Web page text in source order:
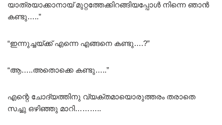
യാത്രയാക്കാനായ് മുറ്റത്തേക്കിറങ്ങിയപ്പോൾ നിന്നെ ഞാൻ
കണ്ടു…..”
“ഇന്നുച്ചയ്ക്ക് എന്നെ എങ്ങനെ കണ്ടു….?”
“ആ…..അതൊക്കെ കണ്ടു…..”
എന്റെ ചോദ്യത്തിനു വ്യക്തമായൊരുത്തരം തരാതെ
സച്ചു ഒഴിഞ്ഞു മാറി………..